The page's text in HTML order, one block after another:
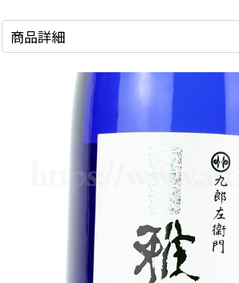
商品詳細